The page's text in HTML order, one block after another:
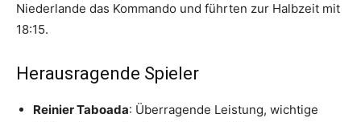
Niederlande das Kommando und führten zur Halbzeit mit
18:15.
Herausragende Spieler
Reinier Taboada: Überragende Leistung, wichtige